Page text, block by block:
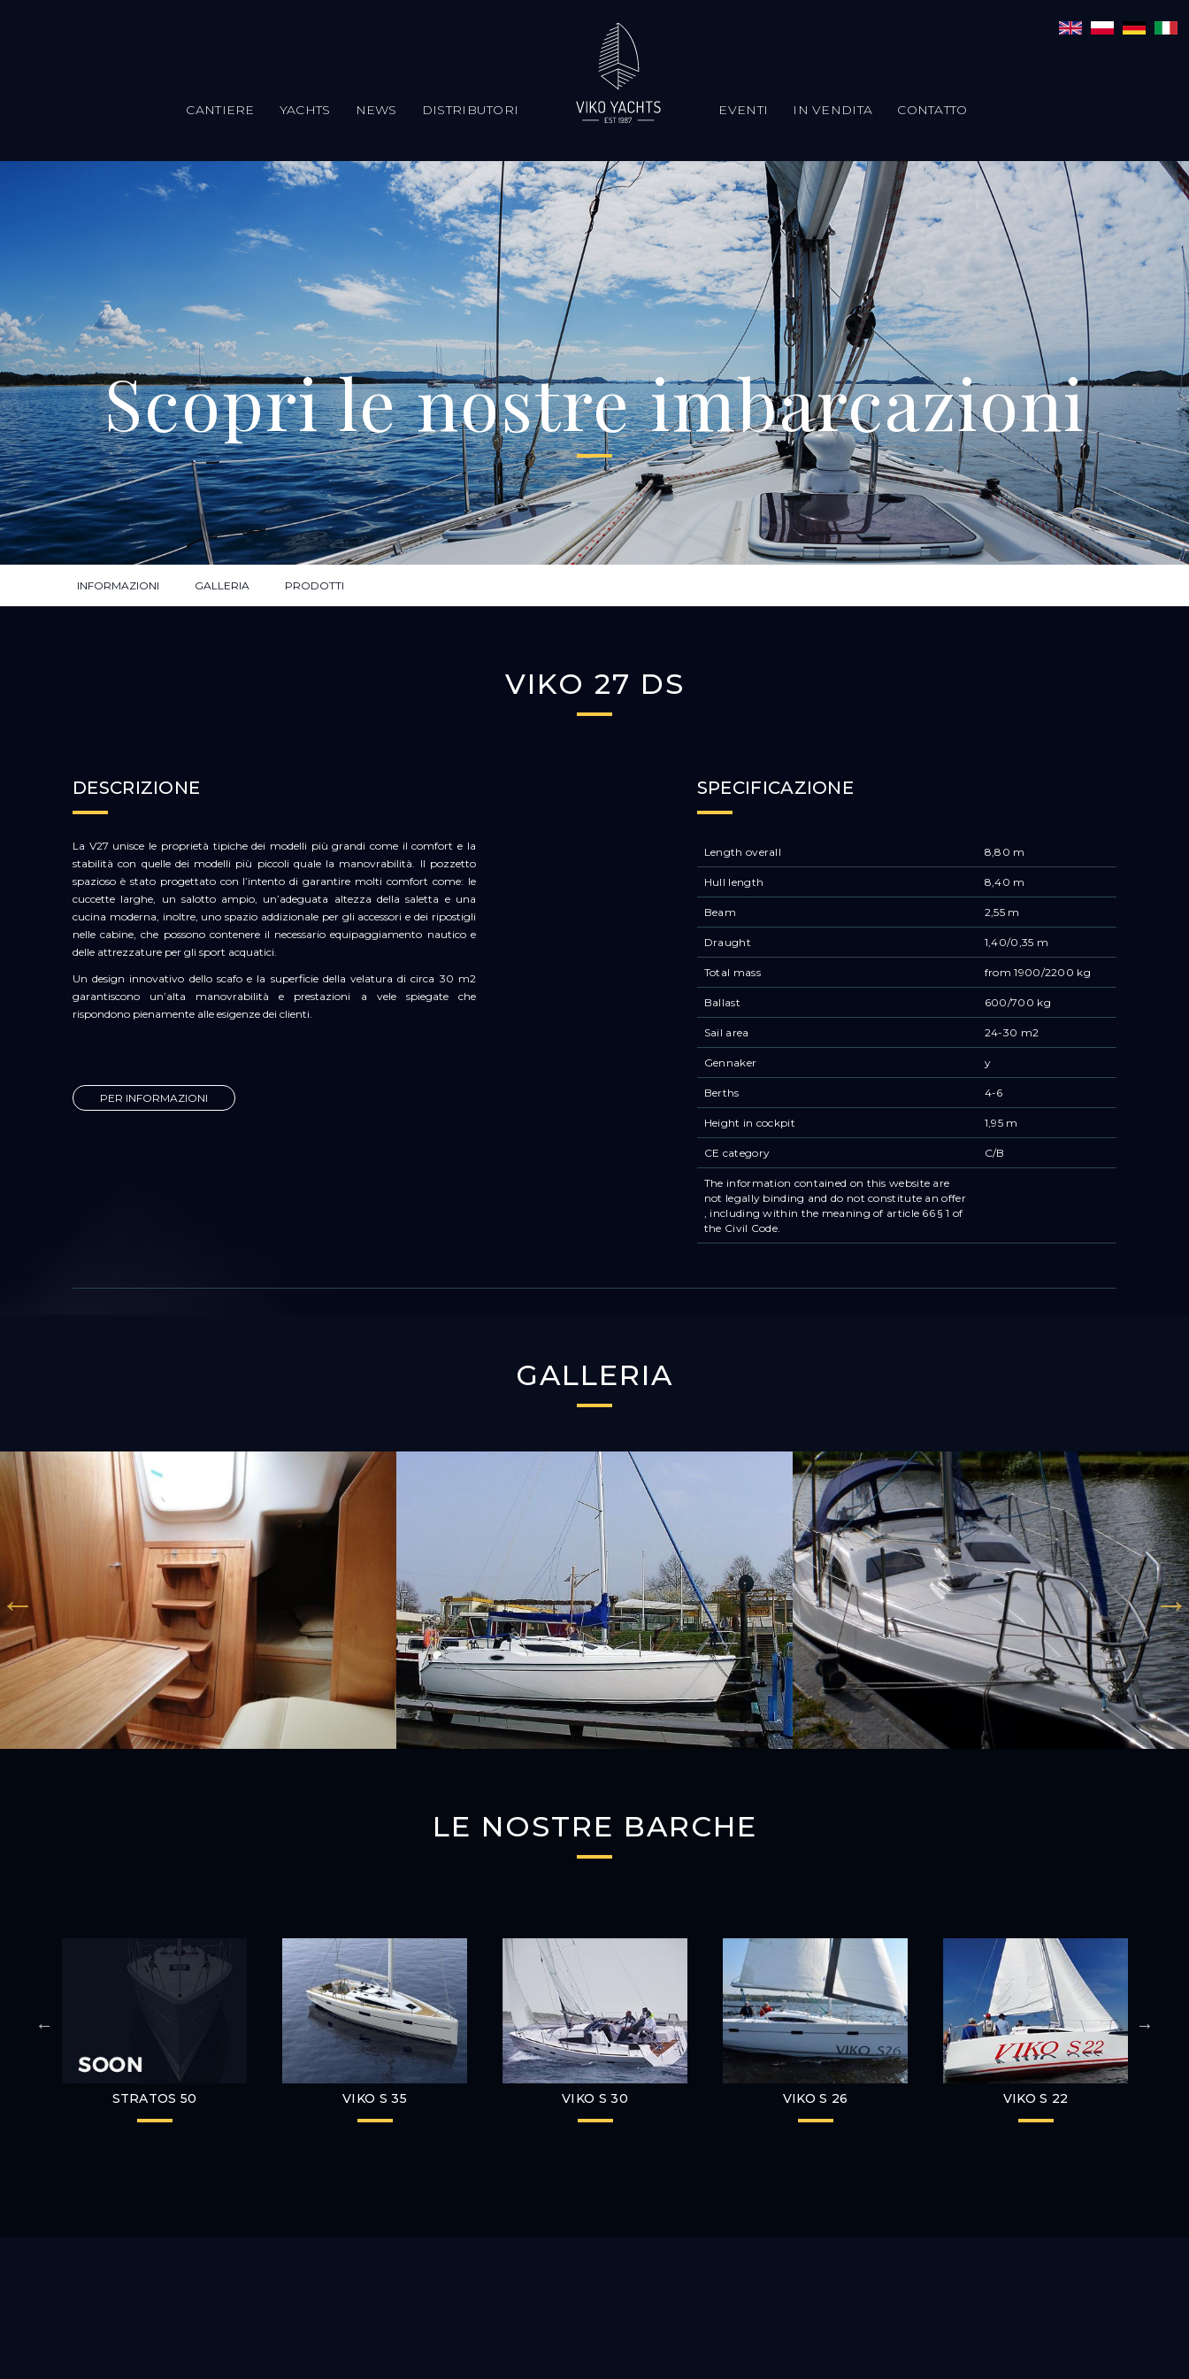
Salta al contenuto principale
CANTIERE YACHTS NEWS DISTRIBUTORI EVENTI IN VENDITA CONTATTO
Scopri le nostre imbarcazioni
INFORMAZIONI GALLERIA PRODOTTI
VIKO 27 DS
DESCRIZIONE
La V27 unisce le proprietà tipiche dei modelli più grandi come il comfort e la
stabilità con quelle dei modelli più piccoli quale la manovrabilità. Il pozzetto
spazioso è stato progettato con l’intento di garantire molti comfort come: le
cuccette larghe, un salotto ampio, un’adeguata altezza della saletta e una
cucina moderna, inoltre, uno spazio addizionale per gli accessori e dei ripostigli
nelle cabine, che possono contenere il necessario equipaggiamento nautico e
delle attrezzature per gli sport acquatici.
Un design innovativo dello scafo e la superficie della velatura di circa 30 m2
garantiscono un’alta manovrabilità e prestazioni a vele spiegate che
rispondono pienamente alle esigenze dei clienti.
PER INFORMAZIONI
SPECIFICAZIONE
Length overall 8,80 m
Hull length 8,40 m
Beam 2,55 m
Draught 1,40/0,35 m
Total mass from 1900/2200 kg
Ballast 600/700 kg
Sail area 24-30 m2
Gennaker y
Berths 4-6
Height in cockpit 1,95 m
CE category C/B
The information contained on this website are
not legally binding and do not constitute an offer
, including within the meaning of article 66 § 1 of
the Civil Code.
GALLERIA
LE NOSTRE BARCHE
STRATOS 50 VIKO S 35 VIKO S 30 VIKO S 26 VIKO S 22